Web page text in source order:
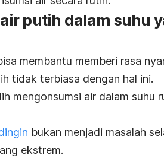
putih dalam suhu
membantu memberi rasa
tidak terbiasa dengan hal ini.
mengonsumsi air dalam suhu
bukan menjadi masalah
ekstrem.